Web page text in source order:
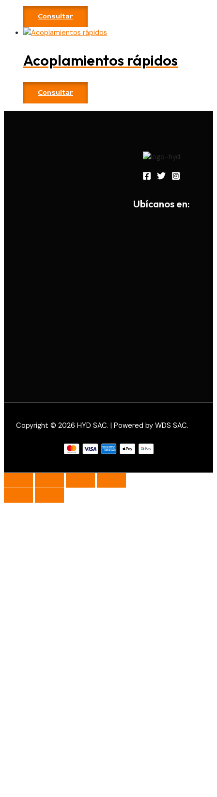
Consultar
Acoplamientos rápidos
Consultar
Ubícanos en:
Copyright © 2026 HYD SAC. | Powered by WDS SAC.